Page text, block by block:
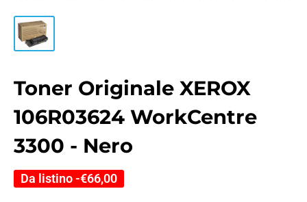
Toner Originale XEROX
106R03624 WorkCentre
3300 - Nero
Da listino -€66,00